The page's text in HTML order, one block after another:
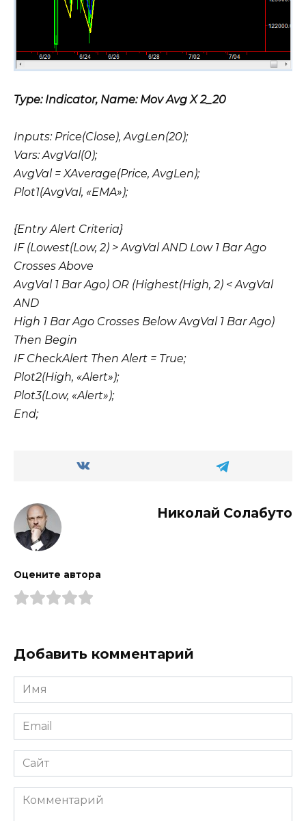
Type: Indicator, Name: Mov Avg X 2_20
Inputs: Price(Close), AvgLen(20);
Vars: AvgVal(0);
AvgVal = XAverage(Price, AvgLen);
Plot1(AvgVal, «EMA»);
{Entry Alert Criteria}
IF (Lowest(Low, 2) > AvgVal AND Low 1 Bar Ago
Crosses Above
AvgVal 1 Bar Ago) OR (Highest(High, 2) < AvgVal
AND
High 1 Bar Ago Crosses Below AvgVal 1 Bar Ago)
Then Begin
IF CheckAlert Then Alert = True;
Plot2(High, «Alert»);
Plot3(Low, «Alert»);
End;
Николай Солабуто
Оцените автора
Добавить комментарий
Имя
Email
Сайт
Комментарий